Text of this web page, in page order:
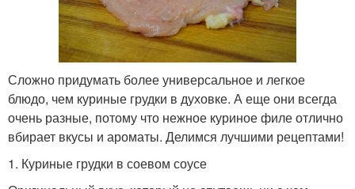
Сложно придумать более универсальное и легкое
блюдо, чем куриные грудки в духовке. А еще они всегда
очень разные, потому что нежное куриное филе отлично
вбирает вкусы и ароматы. Делимся лучшими рецептами!
1. Куриные грудки в соевом соусе